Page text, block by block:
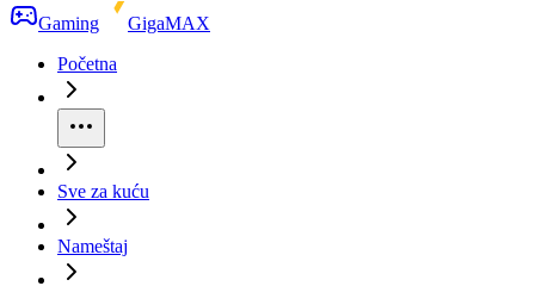
Gaming
GigaMAX
Početna
Sve za kuću
Nameštaj